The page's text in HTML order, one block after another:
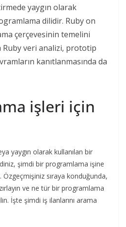
yaygın olarak
dilidir. Ruby on
çerçevesinin temelini
Ruby veri analizi, prototip
kanıtlanmasında da
işleri için
yaygın olarak kullanılan bir
şimdi bir programlama işine
sıraya konduğunda,
ve ne tür bir programlama
İşte şimdi iş ilanlarını arama